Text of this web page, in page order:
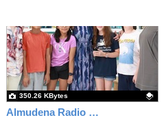
Almudena Radio Dña Letizia 07
350.26 KBytes